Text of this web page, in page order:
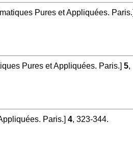
Pures et Appliquées. Paris.]
Pures et Appliquées. Paris.] 5,
Paris.] 4, 323-344.